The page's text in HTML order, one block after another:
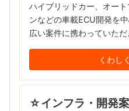
ハイブリッドカー、オー
ンなどの車載ECU開発を
広い案件に携わっていただ
くわし
☆インフラ・開発